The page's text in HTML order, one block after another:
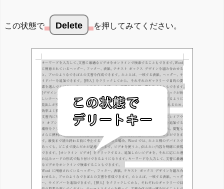
この状態で Delete を押してみてください。